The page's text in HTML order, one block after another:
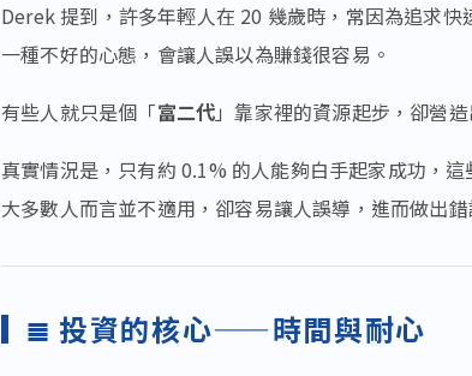
Derek 提到，許多年輕人在 20 幾歲時，常因為追求
一種不好的心態，會讓人誤以為賺錢很容易。
有些人就只是個「富二代」靠家裡的資源起步，卻營
真實情況是，只有約 0.1% 的人能夠白手起家成功，這
大多數人而言並不適用，卻容易讓人誤導，進而做出錯
≣ 投資的核心——時間與耐心